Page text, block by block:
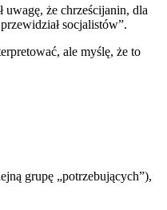
że chrześcijanin, dla
socjalistów”.
ale myślę, że to
grupę „potrzebujących”),